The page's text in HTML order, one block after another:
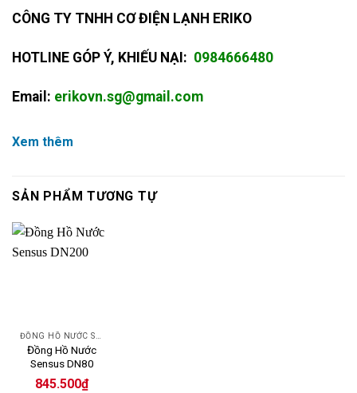
CÔNG TY TNHH CƠ ĐIỆN LẠNH ERIKO
HOTLINE GÓP Ý, KHIẾU NẠI: 0984666480
Email: erikovn.sg@gmail.com
Xem thêm
SẢN PHẨM TƯƠNG TỰ
ĐỒNG HỒ NƯỚC SENSUS
Đồng Hồ Nước
Sensus DN80
845.500₫